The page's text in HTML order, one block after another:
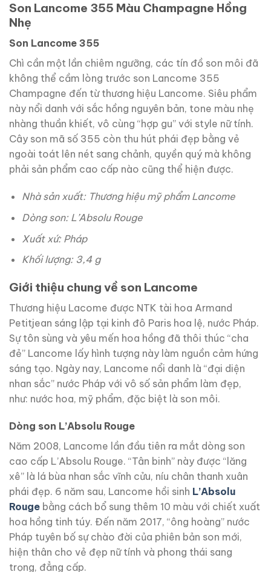
Son Lancome 355 Màu Champagne Hồng
Nhẹ
Son Lancome 355
Chì cần một lần chiêm ngưỡng, các tín đồ son môi đã
không thể cầm lòng trước son Lancome 355
Champagne đến từ thương hiệu Lancome. Siêu phẩm
này nổi danh với sắc hồng nguyên bản, tone màu nhẹ
nhàng thuần khiết, vô cùng “hợp gu” với style nữ tính.
Cây son mã số 355 còn thu hút phái đẹp bằng vẻ
ngoài toát lên nét sang chảnh, quyền quý mà không
phải sản phẩm cao cấp nào cũng thể hiện được.
Nhà sản xuất: Thương hiệu mỹ phẩm Lancome
Dòng son: L’Absolu Rouge
Xuất xứ: Pháp
Khối lượng: 3,4 g
Giới thiệu chung về son Lancome
Thương hiệu Lacome được NTK tài hoa Armand
Petitjean sáng lập tại kinh đô Paris hoa lệ, nước Pháp.
Sự tôn sùng và yêu mến hoa hồng đã thôi thúc “cha
đẻ” Lancome lấy hình tượng này làm nguồn cảm hứng
sáng tạo. Ngày nay, Lancome nổi danh là “đại diện
nhan sắc” nước Pháp với vô số sản phẩm làm đẹp,
như: nước hoa, mỹ phẩm, đặc biệt là son môi.
Dòng son L’Absolu Rouge
Năm 2008, Lancome lần đầu tiên ra mắt dòng son
cao cấp L’Absolu Rouge. “Tân binh” này được “lăng
xê” là lá bùa nhan sắc vĩnh cửu, níu chân thanh xuân
phái đẹp. 6 năm sau, Lancome hồi sinh L’Absolu
Rouge bằng cách bổ sung thêm 10 màu với chiết xuất
hoa hồng tinh túy. Đến năm 2017, “ông hoàng” nước
Pháp tuyên bố sự chào đời của phiên bản son mới,
hiện thân cho vẻ đẹp nữ tính và phong thái sang
trọng, đẳng cấp.